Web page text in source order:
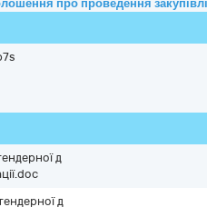
про проведення закупівлі
д
д